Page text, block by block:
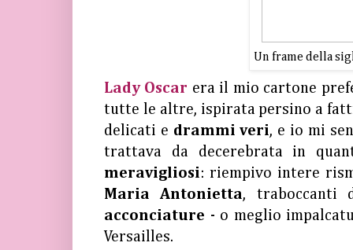
Un frame della
Lady Oscar era il mio cartone
tutte le altre, ispirata persino a
delicati e drammi veri, e io mi
trattava da decerebrata in
meravigliosi: riempivo intere
Maria Antonietta, traboccanti
acconciature - o meglio
Versailles.